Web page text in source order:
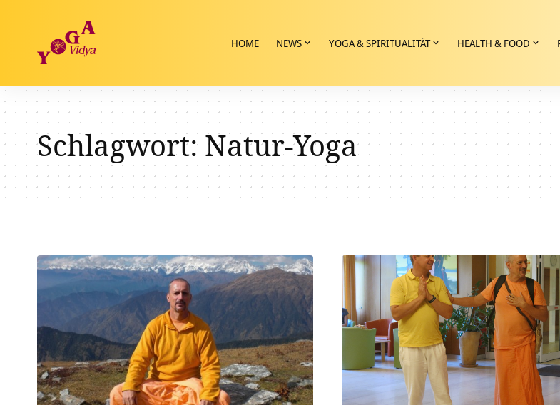
HOME NEWS YOGA & SPIRITUALITÄT HEALTH & FOOD
Schlagwort:Natur-Yoga